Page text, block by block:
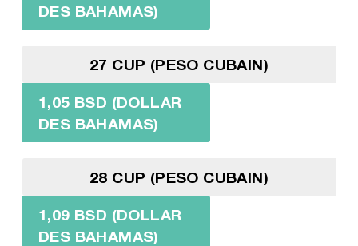
DES BAHAMAS)
27 CUP (PESO CUBAIN)
1,05 BSD (DOLLAR
DES BAHAMAS)
28 CUP (PESO CUBAIN)
1,09 BSD (DOLLAR
DES BAHAMAS)